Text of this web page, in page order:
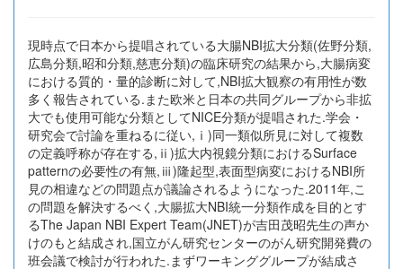
現時点で日本から提唱されている大腸NBI拡大分類(佐野分類,
広島分類,昭和分類,慈恵分類)の臨床研究の結果から,大腸病変
における質的・量的診断に対して,NBI拡大観察の有用性が数
多く報告されている.また欧米と日本の共同グループから非拡
大でも使用可能な分類としてNICE分類が提唱された.学会・
研究会で討論を重ねるに従い,ⅰ)同一類似所見に対して複数
の定義呼称が存在する,ⅱ)拡大内視鏡分類におけるSurface
patternの必要性の有無,ⅲ)隆起型,表面型病変におけるNBI所
見の相違などの問題点が議論されるようになった.2011年,こ
の問題を解決するべく,大腸拡大NBI統一分類作成を目的とす
るThe Japan NBI Expert Team(JNET)が吉田茂昭先生の声か
けのもと結成され,国立がん研究センターのがん研究開発費の
班会議で検討が行われた.まずワーキンググループが結成さ